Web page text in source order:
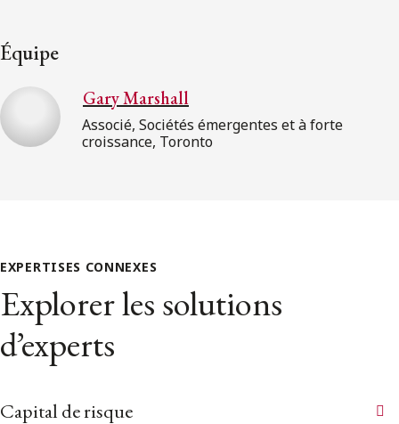
Équipe
Gary Marshall
Associé, Sociétés émergentes et à forte
croissance, Toronto
EXPERTISES CONNEXES
Explorer les solutions
d’experts
Capital de risque